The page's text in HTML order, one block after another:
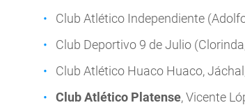
Club Atlético Independiente
Club Deportivo 9 de Julio
Club Atlético Huaco Huaco,
Club Atlético Platense, Vicente